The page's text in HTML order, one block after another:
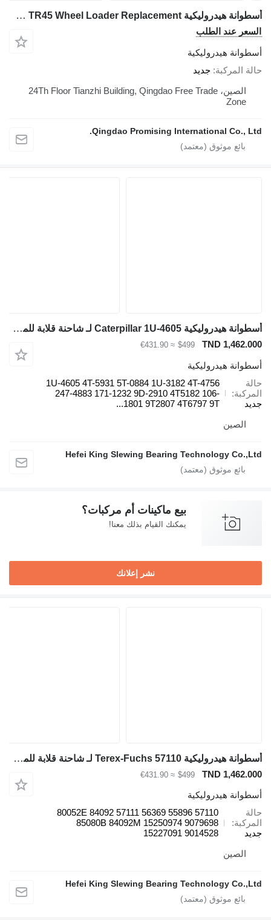
أسطوانة هيدروليكية Qingdao Promising Cylinders for TRANER TR45 Wheel Loader Replacement لـ آلة التحميل متعددة الوظائف FLAND FL45 Wheel Loader, FLAND FL45 Mini Wheel Loader, FLAND FL45 Manual Wheel Loader, FLAND Wheel Loader FL45, FLAND Mini Wheel Loader FL45, FLAND Manual Wheel Loader FL45
السعر عند الطلب
أسطوانة هيدروليكية
حالة المركبة جديد
الصين، 24Th Floor Tianzhi Building, Qingdao Free Trade
Zone
Qingdao Promising International Co., Ltd.
أسطوانة هيدروليكية Caterpillar 1U-4605 لـ شاحنة قلابة للمحاجر Caterpillar 785C 777G 777D 789 D10T D11T
TND 1,462.000
$499
≈ €431.90
أسطوانة هيدروليكية
حالة
المركبة
جديد
1U-4605 4T-5931 5T-0884 1U-3182 4T-4756
247-4883 171-1232 9D-2910 4T5182 106-
1801 9T2807 4T6797 9T...
الصين
Hefei King Slewing Bearing Technology Co.,Ltd
بيع ماكينات أم مركبات؟
يمكنك القيام بذلك معنا!
نشر إعلانك
أسطوانة هيدروليكية Terex-Fuchs 57110 لـ شاحنة قلابة للمحاجر Terex-Fuchs MT4400 MT5500 Tr100
TND 1,462.000
$499
≈ €431.90
أسطوانة هيدروليكية
حالة
المركبة
جديد
57110 55896 80052E 84092 57111 56369
85080B 84092M 15250974 9079698
15227091 9014528
الصين
Hefei King Slewing Bearing Technology Co.,Ltd